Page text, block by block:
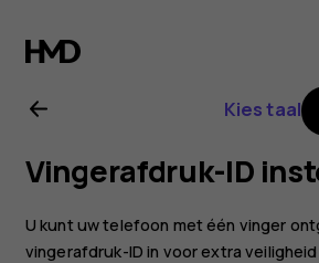
voor
Nokia
8.1
Kies taal
Vingerafdruk-ID
U kunt uw telefoon met één vinger
vingerafdruk-ID in voor extra